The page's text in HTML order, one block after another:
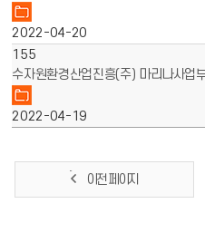
2022-04-20
155
수자원환경산업진흥(주) 마리나사업
2022-04-19
이전 페이지